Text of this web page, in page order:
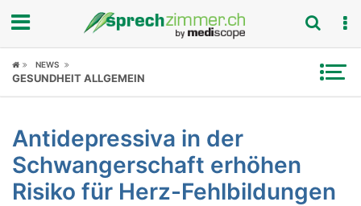
Fokus
Symptome
Untersuchungen
NEWS
GESUNDHEIT ALLGEMEIN
Antidepressiva in der
Schwangerschaft erhöhen
Risiko für Herz-Fehlbildungen